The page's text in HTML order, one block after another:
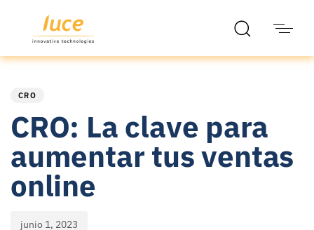
CRO
CRO: La clave para
aumentar tus ventas
online
junio 1, 2023